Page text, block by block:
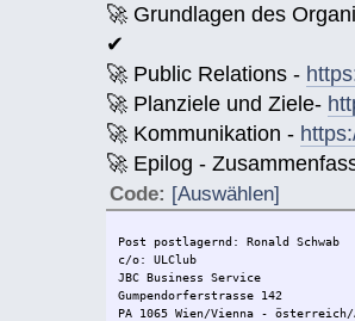
🚀 Grundlagen des
✔
🚀 Public Relations -
🚀 Planziele und Ziele-
🚀 Kommunikation -
🚀 Epilog -
Code: [Auswählen]
Post postlagernd: Ronald Schwab
c/o: ULClub
JBC Business Service
Gumpendorferstrasse 142
PA 1065 Wien/Vienna -